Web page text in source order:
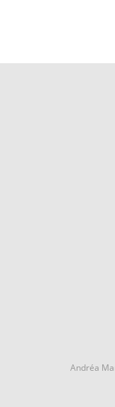
Andréa